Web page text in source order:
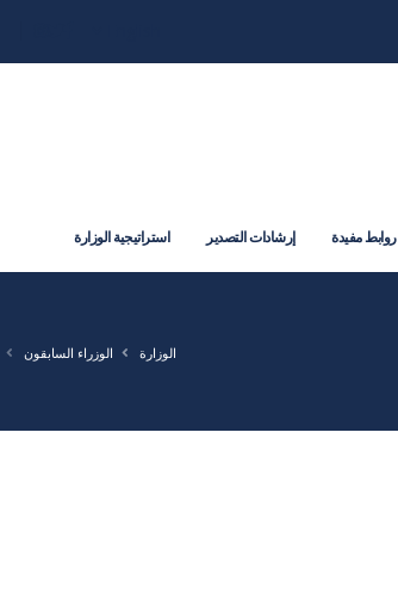
روابط مفيدة إرشادات التصدير استراتيجية الوزارة
الوزارة الوزراء السابقون